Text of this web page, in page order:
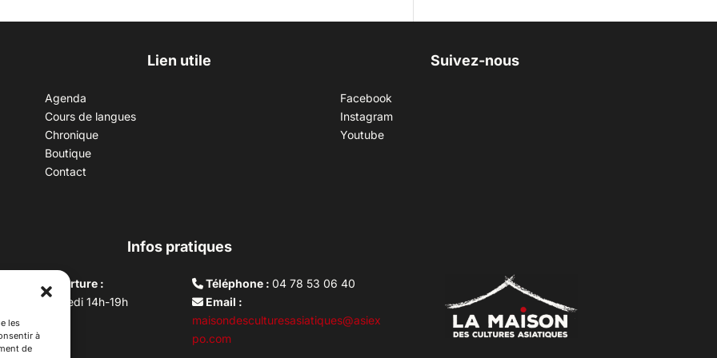
les
à
de
Lien utile
Agenda
Cours de langues
Chronique
Boutique
Contact
Suivez-nous
Facebook
Instagram
Youtube
Infos pratiques
d’ouverture :
au vendredi 14h-19h
10h –17h
lundi
Téléphone :04 78 53 06 40
Email :
maisondesculturesasiatiques@asiex
po.com